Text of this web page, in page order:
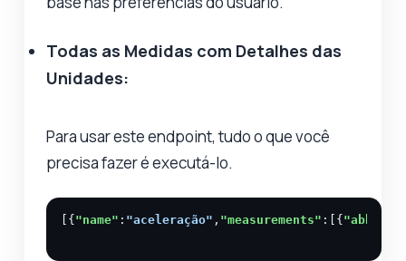
Todas as Medidas com Detalhes das
Unidades:
Para usar este endpoint, tudo o que você
precisa fazer é executá-lo.
[{"name" : "aceleração" , "measurements" :[{"abbr"